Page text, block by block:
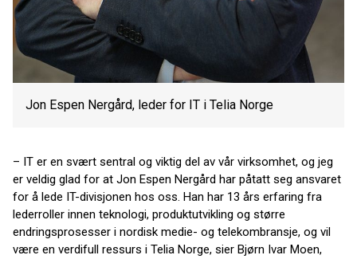
Jon Espen Nergård, leder for IT i Telia Norge
– IT er en svært sentral og viktig del av vår virksomhet, og jeg
er veldig glad for at Jon Espen Nergård har påtatt seg ansvaret
for å lede IT-divisjonen hos oss. Han har 13 års erfaring fra
lederroller innen teknologi, produktutvikling og større
endringsprosesser i nordisk medie- og telekombransje, og vil
være en verdifull ressurs i Telia Norge, sier Bjørn Ivar Moen,